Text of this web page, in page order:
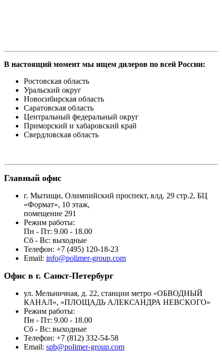
В настоящий момент мы ищем дилеров по всей России:
Ростовская область
Уральский округ
Новосибирская область
Саратовская область
Центральный федеральный округ
Приморский и хабаровский край
Свердловская область
Главный офис
г. Мытищи, Олимпийский проспект, влд. 29 стр.2, БЦ
«Формат», 10 этаж,
помещение 291
Режим работы:
Пн - Пт: 9.00 - 18.00
Сб - Вс: выходные
Телефон: +7 (495) 120-18-23
Email: info@polimer-group.com
Офис в г. Санкт-Петербург
ул. Мельничная, д. 22, станции метро «ОБВОДНЫЙ
КАНАЛ», «ПЛОЩАДЬ АЛЕКСАНДРА НЕВСКОГО»
Режим работы:
Пн - Пт: 9.00 - 18.00
Сб - Вс: выходные
Телефон: +7 (812) 332-54-58
Email: spb@polimer-group.com